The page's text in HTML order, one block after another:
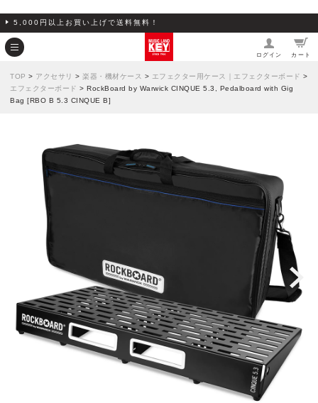
5,000円以上お買い上げで送料無料！
ログイン カート
TOP > アクセサリ > 楽器・機材ケース > エフェクター用ケース｜エフェクターボード >
エフェクターボード > RockBoard by Warwick CINQUE 5.3, Pedalboard with Gig
Bag [RBO B 5.3 CINQUE B]